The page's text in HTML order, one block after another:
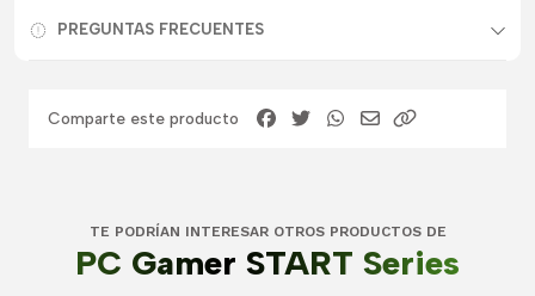
PREGUNTAS FRECUENTES
Comparte este producto
TE PODRÍAN INTERESAR OTROS PRODUCTOS DE
PC Gamer START Series